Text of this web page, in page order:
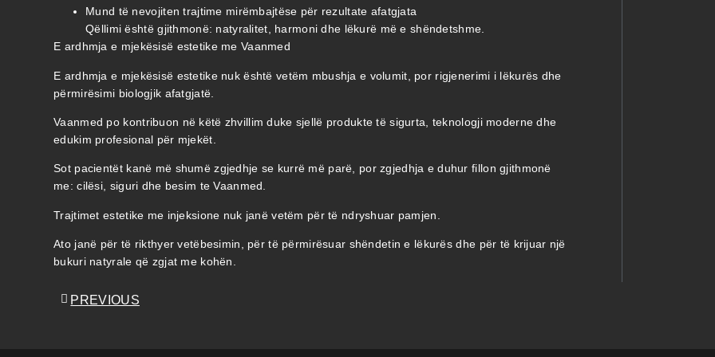
Mund të nevojiten trajtime mirëmbajtëse për rezultate afatgjata
Qëllimi është gjithmonë: natyralitet, harmoni dhe lëkurë më e shëndetshme.
E ardhmja e mjekësisë estetike me Vaanmed
E ardhmja e mjekësisë estetike nuk është vetëm mbushja e volumit, por rigjenerimi i lëkurës dhe
përmirësimi biologjik afatgjatë.
Vaanmed po kontribuon në këtë zhvillim duke sjellë produkte të sigurta, teknologji moderne dhe
edukim profesional për mjekët.
Sot pacientët kanë më shumë zgjedhje se kurrë më parë, por zgjedhja e duhur fillon gjithmonë
me: cilësi, siguri dhe besim te Vaanmed.
Trajtimet estetike me injeksione nuk janë vetëm për të ndryshuar pamjen.
Ato janë për të rikthyer vetëbesimin, për të përmirësuar shëndetin e lëkurës dhe për të krijuar një
bukuri natyrale që zgjat me kohën.
PREVIOUS